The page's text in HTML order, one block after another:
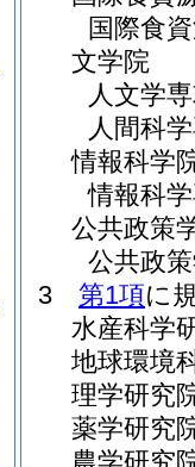
国際食
文学院
人文学
人間科
情報科学
情報科
公共政策
公共政
3
第1項に
水産科学
地球環境
理学研究
薬学研究